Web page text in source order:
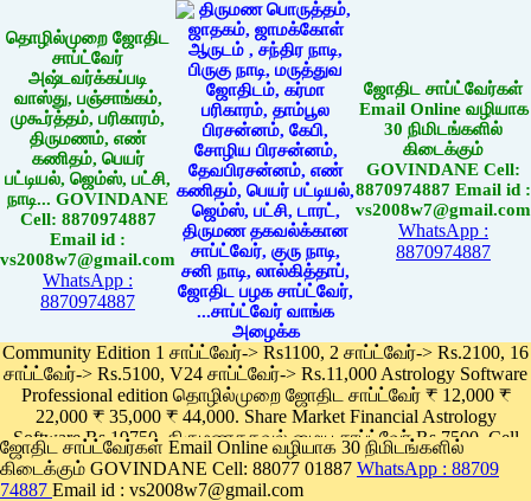
தொழில்முறை ஜோதிட
சாப்ட்வேர்
அஷ்டவர்க்கப்படி
வாஸ்து, பஞ்சாங்கம்,
முகூர்த்தம், பரிகாரம்,
திருமணம், எண்
கணிதம், பெயர்
பட்டியல், ஜெம்ஸ், பட்சி,
நாடி... GOVINDANE
Cell: 8870974887
Email id :
vs2008w7@gmail.com
WhatsApp :
8870974887
ஜோதிட சாப்ட்வேர்கள்
Email Online வழியாக
30 நிமிடங்களில்
கிடைக்கும்
GOVINDANE Cell:
8870974887 Email id :
vs2008w7@gmail.com
WhatsApp :
8870974887
Community Edition 1 சாப்ட்வேர்-> Rs1100, 2 சாப்ட்வேர்-> Rs.2100, 16
சாப்ட்வேர்-> Rs.5100, V24 சாப்ட்வேர்-> Rs.11,000 Astrology Software
Professional edition தொழில்முறை ஜோதிட சாப்ட்வேர் ₹ 12,000 ₹
22,000 ₹ 35,000 ₹ 44,000. Share Market Financial Astrology
Software Rs.19750, திருமணதகவல் மைய சாப்ட்வேர் Rs.7500, Cell
Phone App Rs. 1100
Pay online
ஜோதிட சாப்ட்வேர்கள் Email Online வழியாக 30 நிமிடங்களில்
கிடைக்கும் GOVINDANE Cell: 88077 01887 WhatsApp : 88709
74887 Email id : vs2008w7@gmail.com